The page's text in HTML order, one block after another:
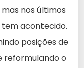
nos últimos
tem acontecido.
posições de
reformulando o